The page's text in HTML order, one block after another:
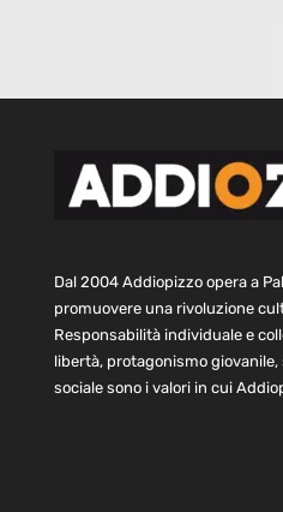
Dal 2004 Addiopizzo opera a
promuovere una rivoluzione
Responsabilità individuale e
libertà, protagonismo
sociale sono i valori in cui